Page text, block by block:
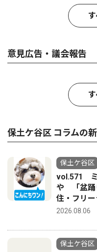
意見広告・議会報告
保土ケ谷区 コラムの
保土ケ谷区
vol.571 ミ
や 「盆踊
住・フリー
2026.08.06
保土ケ谷区